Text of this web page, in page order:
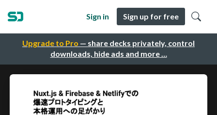
Upgrade to Pro — share decks privately, control
downloads, hide ads and more …
Sign in Sign up for free